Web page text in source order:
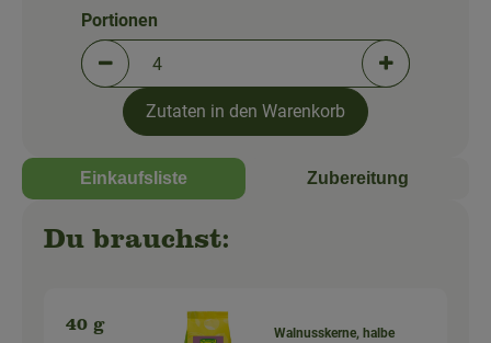
Portionen verringern (aktuell 4 Portionen
Portionen
Portionen
Zutaten in den Warenkorb
Einkaufsliste Zubereitung
Du brauchst:
40 g
Walnusskerne, halbe